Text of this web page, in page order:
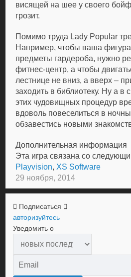
висящей на шее у своего
грозит.
Помимо труда Lady Popular
Например, чтобы ваша
предметы гардероба, нужно
фитнес-центр, а чтобы
лестнице не вниз, а вверх –
заходить в библиотеку. Ну а в
этих чудовищных процедур
вдоволь повеселиться в
обзавестись новыми
Дополнительная информация
Эта игра связана со
Playvision, XS Software
29 ноября, 2014
Подписаться
авторизуйтесь
Уведомить о